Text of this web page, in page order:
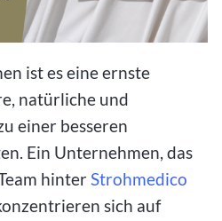
ist es eine ernste
natürliche und
einer besseren
Ein Unternehmen, das
hinterStrohmedico
sich auf